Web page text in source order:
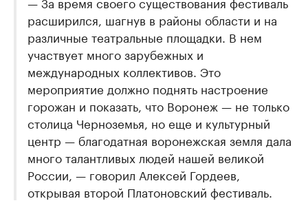
расширился, шагнув в районы области и на
различные театральные площадки. В нем
участвует много зарубежных и
международных коллективов. Это
мероприятие должно поднять настроение
горожан и показать, что Воронеж — не только
столица Черноземья, но еще и культурный
центр — благодатная воронежская земля дала
много талантливых людей нашей великой
России, — говорил Алексей Гордеев,
открывая второй Платоновский фестиваль.